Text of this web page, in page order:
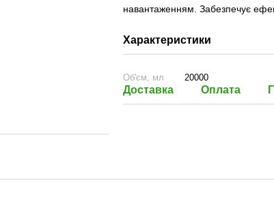
навантаженням. Забезпечує
Характеристики
Об'єм, мл 20000
Доставка Оплата